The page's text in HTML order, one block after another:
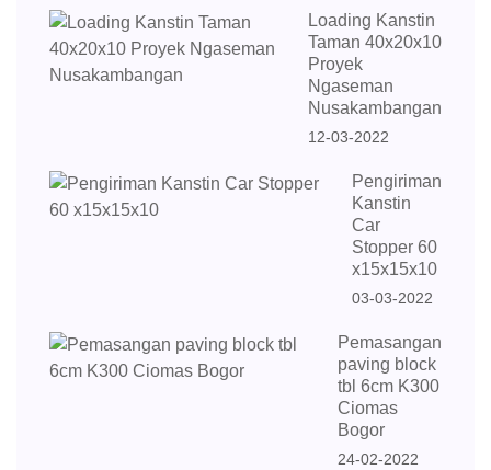
Loading Kanstin
Taman 40x20x10
Proyek
Ngaseman
Nusakambangan
12-03-2022
Pengiriman
Kanstin
Car
Stopper 60
x15x15x10
03-03-2022
Pemasangan
paving block
tbl 6cm K300
Ciomas
Bogor
24-02-2022